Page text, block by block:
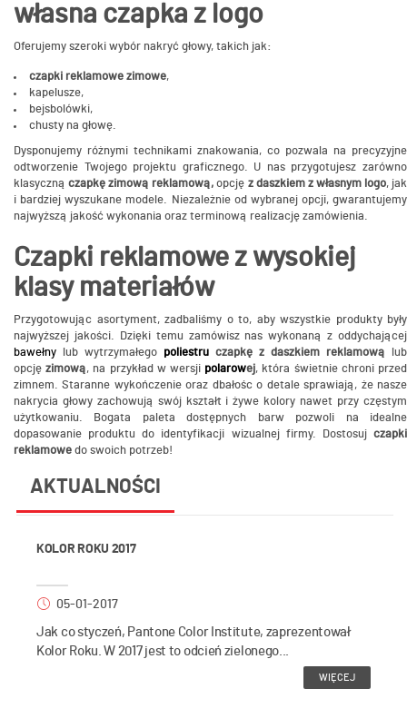
własna czapka z logo
Oferujemy szeroki wybór nakryć głowy, takich jak:
czapki reklamowe zimowe,
kapelusze,
bejsbolówki,
chusty na głowę.
Dysponujemy różnymi technikami znakowania, co pozwala na precyzyjne
odtworzenie Twojego projektu graficznego. U nas przygotujesz zarówno
klasycznączapkę zimową reklamową,opcję z daszkiem z własnym logo, jak
i bardziej wyszukane modele. Niezależnie od wybranej opcji, gwarantujemy
najwyższą jakość wykonania oraz terminową realizację zamówienia.
Czapki reklamowe z wysokiej
klasy materiałów
Przygotowując asortyment, zadbaliśmy o to, aby wszystkie produkty były
najwyższej jakości. Dzięki temu zamówisz nas wykonaną z oddychającej
bawełny lub wytrzymałego poliestru czapkę z daszkiem reklamową
lub
opcjęzimową, na przykład w wersji polarowej, która świetnie chroni przed
zimnem. Staranne wykończenie oraz dbałośc o detale sprawiają, że nasze
nakrycia głowy zachowują swój kształt i żywe kolory nawet przy częstym
użytkowaniu. Bogata paleta dostępnych barw pozwoli na idealne
dopasowanie produktu do identyfikacji wizualnej firmy. Dostosuj czapki
reklamowe do swoich potrzeb!
AKTUALNOŚCI
KOLOR ROKU 2017
05-01-2017
Jak co styczeń, Pantone Color Institute, zaprezentował
Kolor Roku. W 2017 jest to odcień zielonego...
WIĘCEJ